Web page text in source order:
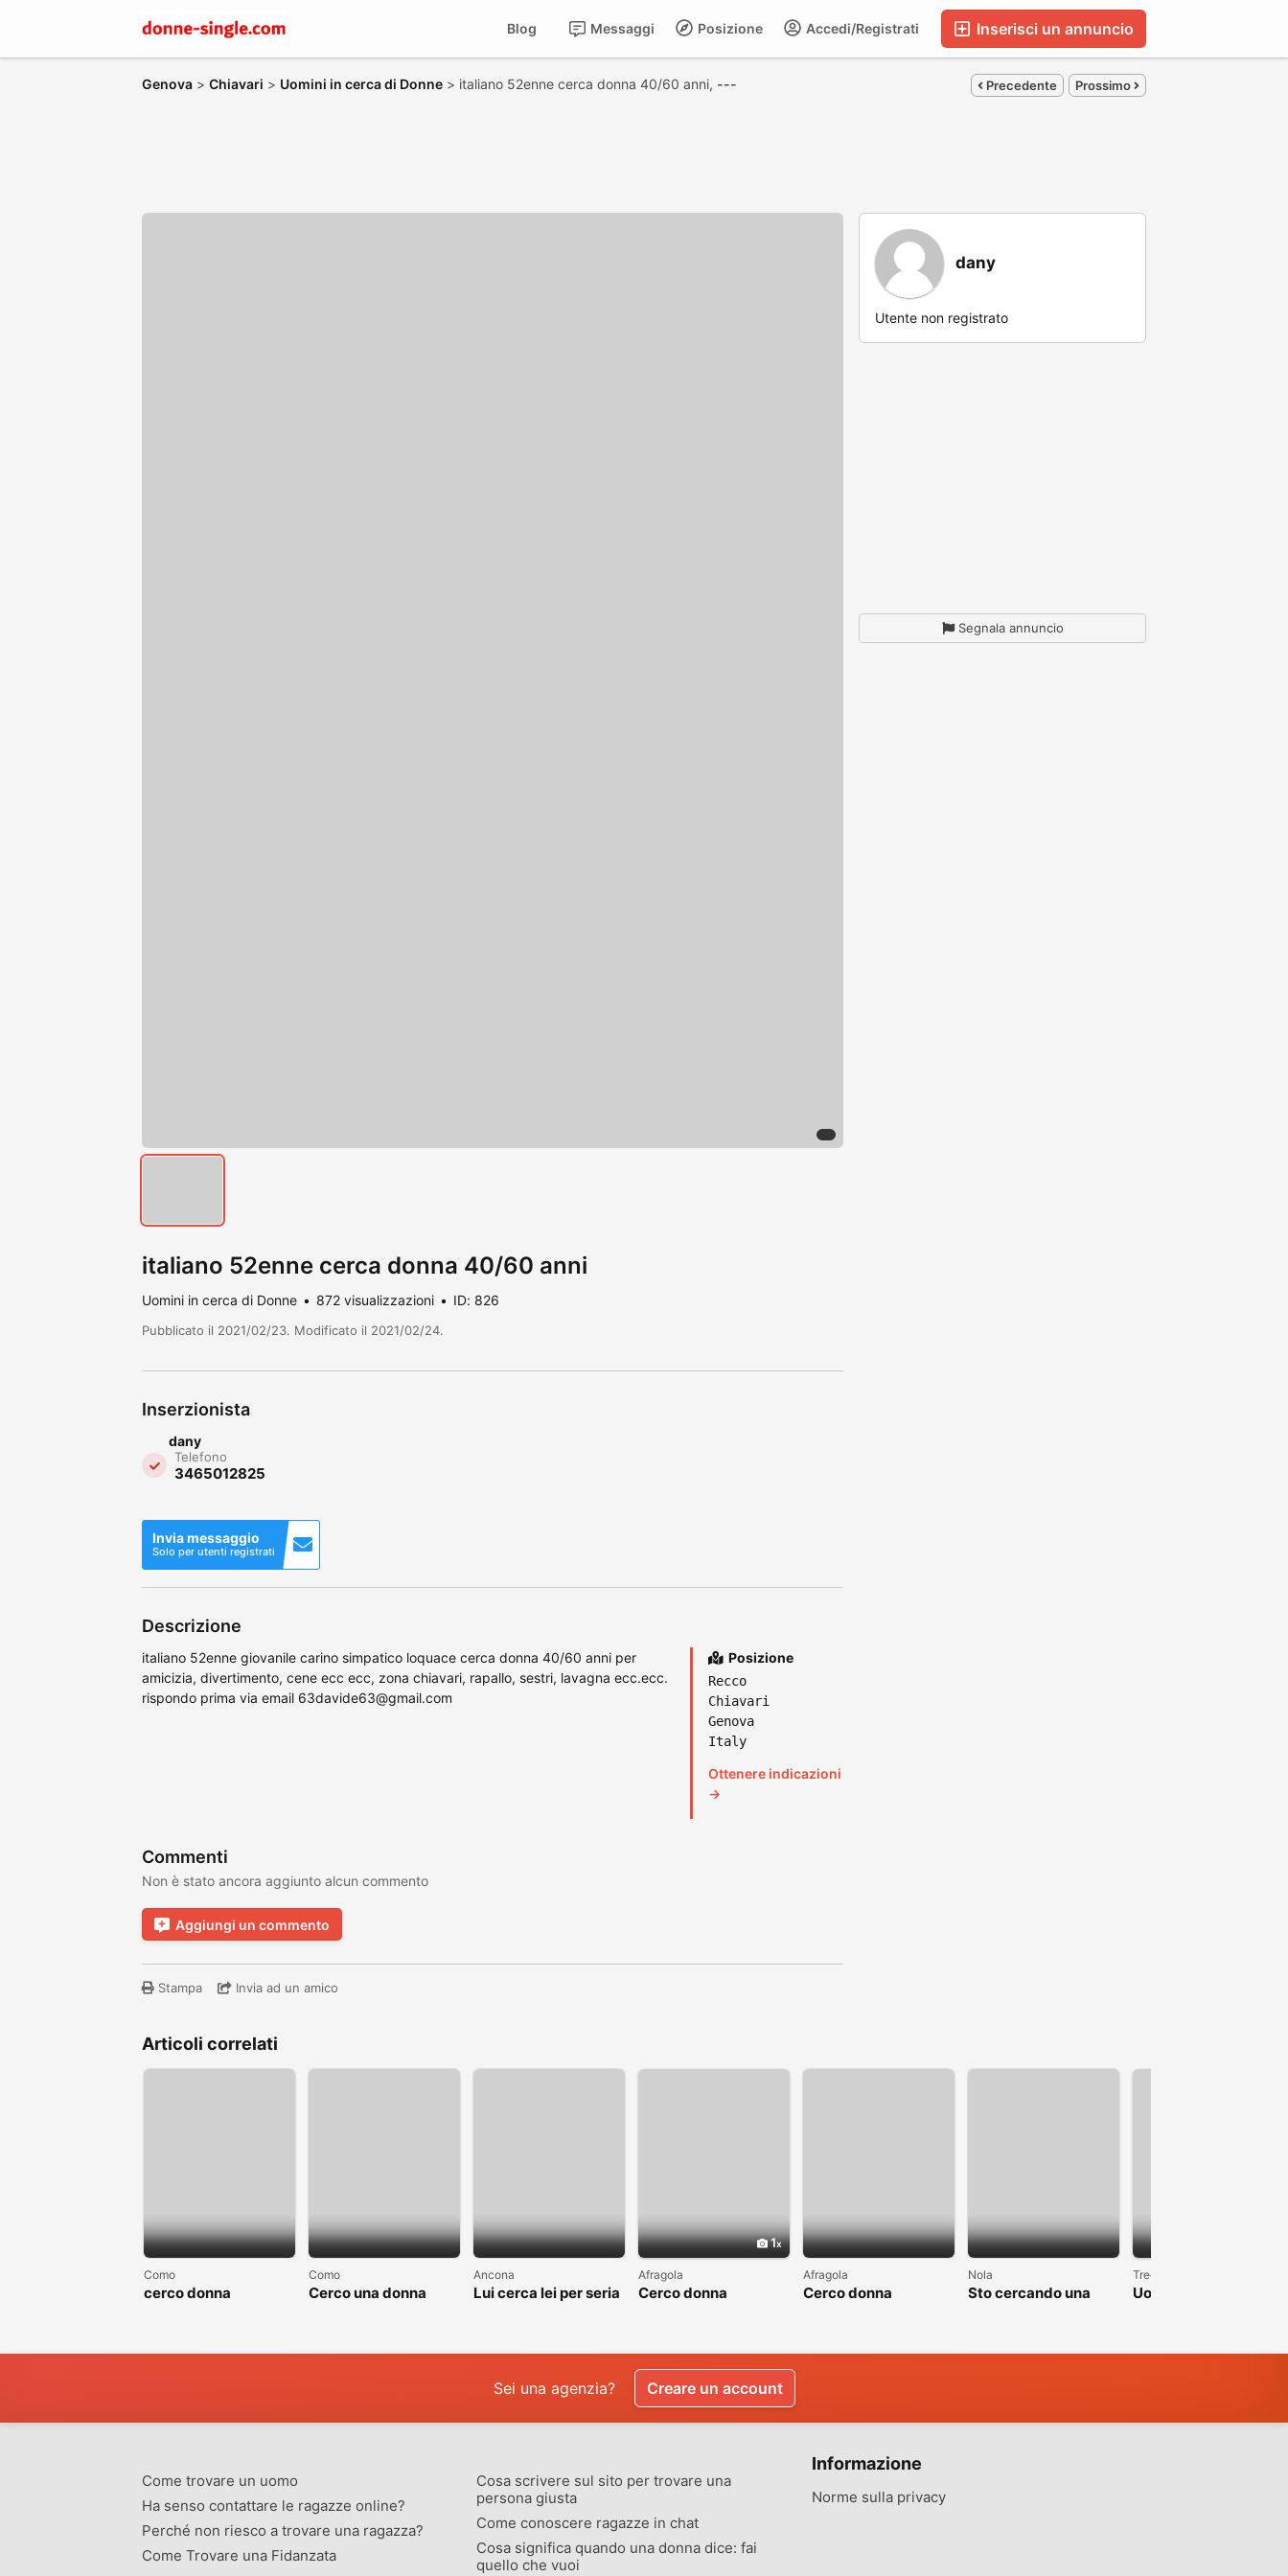
Inserisci un annuncio
Accedi/Registrati
Posizione
Messaggi
Blog
Genova > Chiavari > Uomini in cerca di Donne > italiano 52enne cerca donna 40/60 anni, --- Precedente Prossimo
italiano 52enne cerca donna 40/60 anni
Uomini in cerca di Donne 872 visualizzazioni ID: 826
Pubblicato il 2021/02/23. Modificato il 2021/02/24.
Inserzionista
dany
Telefono
3465012825
Invia messaggio
Solo per utenti registrati
Descrizione
italiano 52enne giovanile carino simpatico loquace cerca donna 40/60 anni per
amicizia, divertimento, cene ecc ecc, zona chiavari, rapallo, sestri, lavagna ecc.ecc.
rispondo prima via email 63davide63@gmail.com
Posizione
Recco
Chiavari
Genova
Italy
Ottenere indicazioni
→
Commenti
Non è stato ancora aggiunto alcun commento
Aggiungi un commento
Stampa Invia ad un amico
dany
Utente non registrato
Segnala annuncio
Articoli correlati
Como
cerco donna
Como
Cerco una donna
Ancona
Lui cerca lei per seria
1
Afragola
Cerco donna
Afragola
Cerco donna
Nola
Sto cercando una
Trecate
Uomo single alto 1.90
Sei una agenzia? Creare un account
Come trovare un uomo
Ha senso contattare le ragazze online?
Perché non riesco a trovare una ragazza?
Come Trovare una Fidanzata
Cosa scrivere sul sito per trovare una
persona giusta
Come conoscere ragazze in chat
Cosa significa quando una donna dice: fai
quello che vuoi
Informazione
Norme sulla privacy